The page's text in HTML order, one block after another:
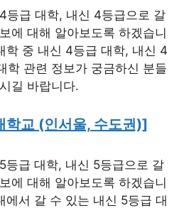
등급 대학, 내신 4등급으로 갈
에 대해 알아보도록 하겠습니
학 중 내신 4등급 대학, 내신 4
학 관련 정보가 궁금하신 분들
길 바랍니다.
학교 (인서울, 수도권)]
등급 대학, 내신 5등급으로 갈
에 대해 알아보도록 하겠습니
에서 갈 수 있는 내신 5등급 대